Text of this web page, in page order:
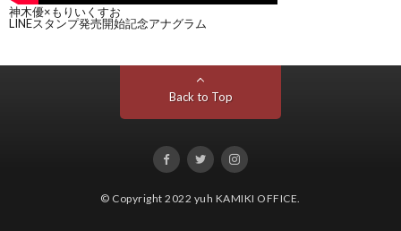
神木優×もりいくすお
LINEスタンプ発売開始記念アナグラム
Back to Top
© Copyright 2022 yuh KAMIKI OFFICE